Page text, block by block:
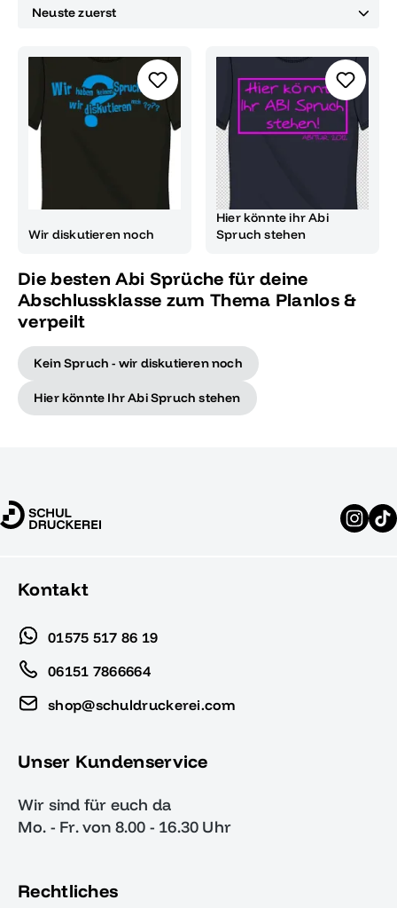
Wir diskutieren noch
Hier könnte ihr Abi
Spruch stehen
Die besten Abi Sprüche für deine
Abschlussklasse zum Thema Planlos &
verpeilt
Kein Spruch - wir diskutieren noch
Hier könnte Ihr Abi Spruch stehen
Kontakt
01575 517 86 19
06151 7866664
shop@schuldruckerei.com
Unser Kundenservice
Wir sind für euch da
Mo. - Fr. von 8.00 - 16.30 Uhr
Rechtliches